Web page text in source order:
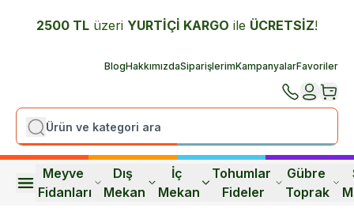
2500 TL üzeri YURTİÇİ KARGO ile ÜCRETSİZ!
BlogHakkımızdaSiparişlerimKampanyalarFavoriler
Meyve
Fidanları
Dış
Mekan
İç
Mekan
Tohumlar
Fideler
Gübre
Toprak